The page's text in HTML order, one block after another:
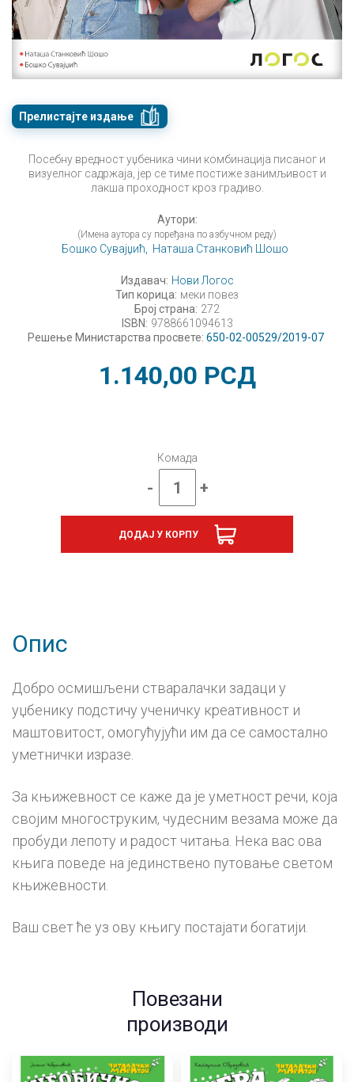
Прелистајте издање
Посебну вредност уџбеника чини комбинација писаног и
визуелног садржаја, јер се тиме постиже занимљивост и
лакша проходност кроз градиво.
Аутори:
(Имена аутора су поређана по азбучном реду)
Бошко Сувајџић, Наташа Станковић Шошо
Издавач: Нови Логос
Тип корица: меки повез
Број страна: 272
ISBN: 9788661094613
Решење Министарства просвете: 650-02-00529/2019-07
1.140,00 РСД
Комада
-
Српски
језик
„Уметност
речи“,
+
ДОДАЈ У КОРПУ
Опис
Добро осмишљени стваралачки задаци у
уџбенику подстичу ученичку креативност и
маштовитост, омогућујући им да се самостално
уметнички изразе.
За књижевност се каже да је уметност речи, која
својим многоструким, чудесним везама може да
пробуди лепоту и радост читања. Нека вас ова
књига поведе на јединствено путовање светом
књижевности.
Ваш свет ће уз ову књигу постајати богатији.
Повезани
производи